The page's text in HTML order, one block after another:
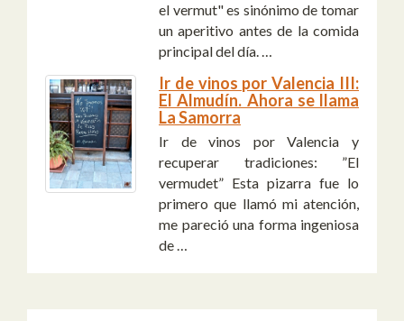
el vermut" es sinónimo de tomar
un aperitivo antes de la comida
principal del día. …
Ir de vinos por Valencia III:
El Almudín. Ahora se llama
La Samorra
Ir de vinos por Valencia y
recuperar tradiciones: ”El
vermudet” Esta pizarra fue lo
primero que llamó mi atención,
me pareció una forma ingeniosa
de …